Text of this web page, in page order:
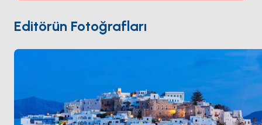
zeytinyağı, Naksos peyniri ve yavaş meyhaneleri
barındırıyor. NaxosParos'tan 90 dakika ve
Santorini'den 3 saatlik yelken mesafesinde. Sezon
Editörün Fotoğrafları